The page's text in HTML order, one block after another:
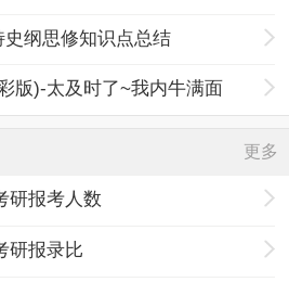
纲思修知识点总结
版)-太及时了~我内牛满面
更多
研报考人数
研报录比